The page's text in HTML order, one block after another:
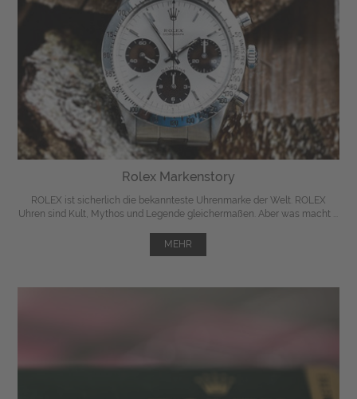
Rolex Markenstory
ROLEX ist sicherlich die bekannteste Uhrenmarke der Welt. ROLEX
Uhren sind Kult, Mythos und Legende gleichermaßen. Aber was macht ...
MEHR